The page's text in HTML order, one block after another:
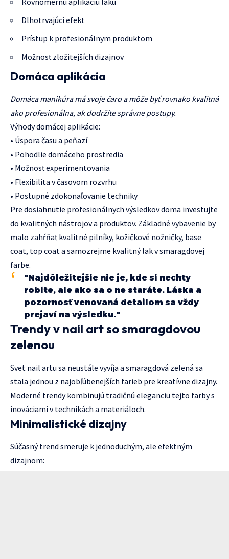
Dlhotrvajúci efekt
Prístup k profesionálnym produktom
Možnosť zložitejších dizajnov
Domáca aplikácia
Domáca manikúra má svoje čaro a môže byť rovnako kvalitná
ako profesionálna, ak dodržíte správne postupy.
Výhody domácej aplikácie:
• Úspora času a peňazí
• Pohodlie domáceho prostredia
• Možnosť experimentovania
• Flexibilita v časovom rozvrhu
• Postupné zdokonaľovanie techniky
Pre dosiahnutie profesionálnych výsledkov doma investujte
do kvalitných nástrojov a produktov. Základné vybavenie by
malo zahŕňať kvalitné pilníky, kožičkové nožničky, base
coat, top coat a samozrejme kvalitný lak v smaragdovej
farbe.
"Najdôležitejšie nie je, kde si nechty
robíte, ale ako sa o ne staráte. Láska a
pozornosť venovaná detailom sa vždy
prejaví na výsledku."
Trendy v nail art so smaragdovou
zelenou
Svet nail artu sa neustále vyvíja a smaragdová zelená sa
stala jednou z najobľúbenejších farieb pre kreatívne dizajny.
Moderné trendy kombinujú tradičnú eleganciu tejto farby s
inováciami v technikách a materiáloch.
Minimalistické dizajny
Súčasný trend smeruje k jednoduchým, ale efektným
dizajnom: